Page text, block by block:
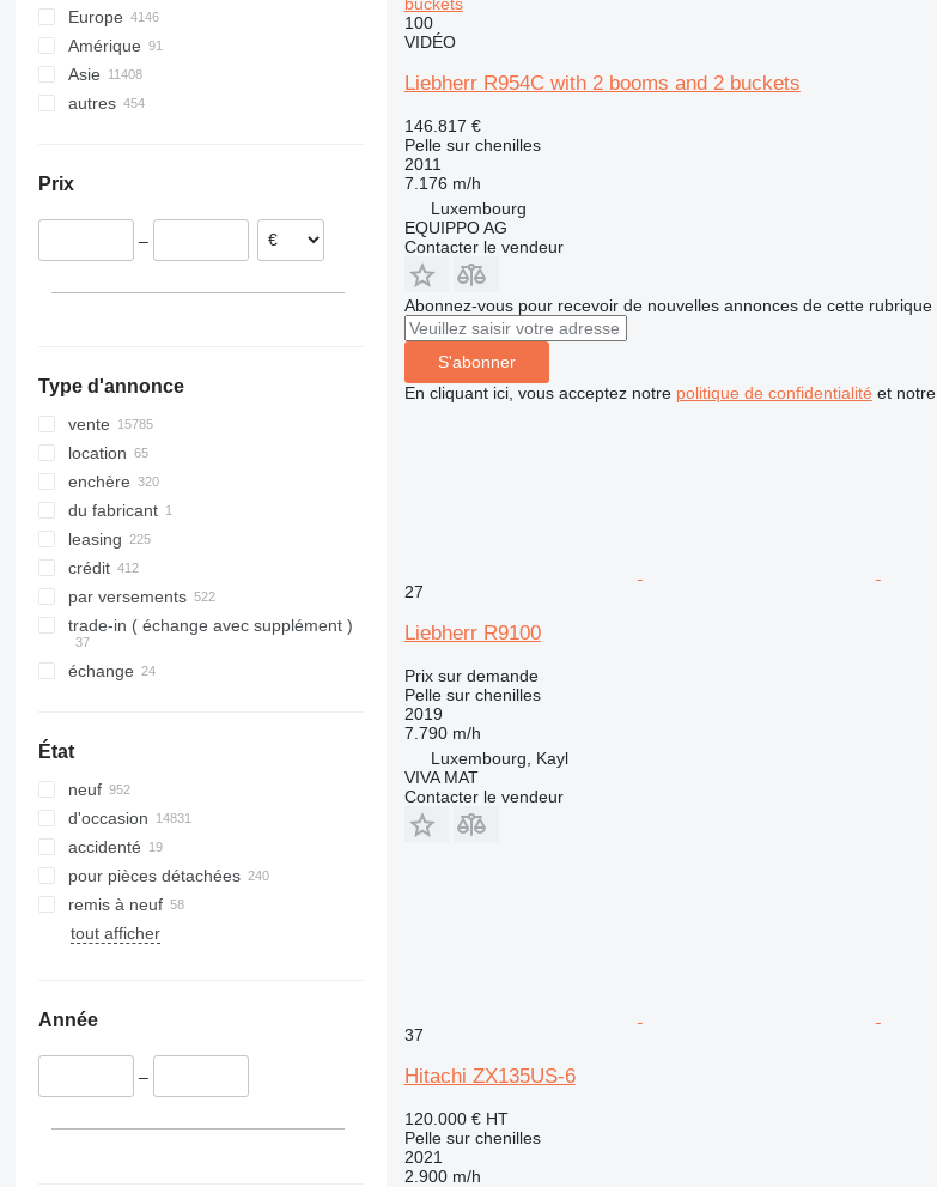
316
317
318
319
323
336
340
345
349
350
365
374
375
390
C-series
GC
M-series
PC
NXT
Europe
Pays-Bas
Pologne
Allemagne
France
Italie
Amérique
Mexique
États-Unis
Asie
Chine
Turquie
Géorgie
autres
Pérou
Colombie
Prix
–
Type d'annonce
vente
location
enchère
du fabricant
leasing
crédit
par versements
trade-in ( échange avec supplément )
échange
État
neuf
d'occasion
accidenté
pour pièces détachées
remis à neuf
tout afficher
Année
–
100
VIDÉO
Liebherr R954C with 2 booms and 2 buckets
146.817 €
Pelle sur chenilles
2011
7.176 m/h
Luxembourg
EQUIPPO AG
Contacter le vendeur
Abonnez-vous pour recevoir de nouvelles annonces de cette rubrique
S'abonner
En cliquant ici, vous acceptez notre politique de confidentialité et notre
27
Liebherr R9100
Prix sur demande
Pelle sur chenilles
2019
7.790 m/h
Luxembourg, Kayl
VIVA MAT
Contacter le vendeur
37
Hitachi ZX135US-6
120.000 € HT
Pelle sur chenilles
2021
2.900 m/h